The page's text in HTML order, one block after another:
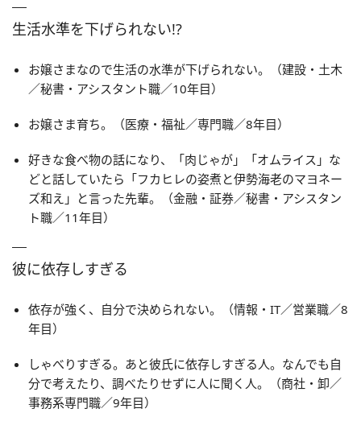
生活水準を下げられない!?
お嬢さまなので生活の水準が下げられない。（建設・土木
／秘書・アシスタント職／10年目）
お嬢さま育ち。（医療・福祉／専門職／8年目）
好きな食べ物の話になり、「肉じゃが」「オムライス」な
どと話していたら「フカヒレの姿煮と伊勢海老のマヨネー
ズ和え」と言った先輩。（金融・証券／秘書・アシスタン
ト職／11年目）
彼に依存しすぎる
依存が強く、自分で決められない。（情報・IT／営業職／8
年目）
しゃべりすぎる。あと彼氏に依存しすぎる人。なんでも自
分で考えたり、調べたりせずに人に聞く人。（商社・卸／
事務系専門職／9年目）